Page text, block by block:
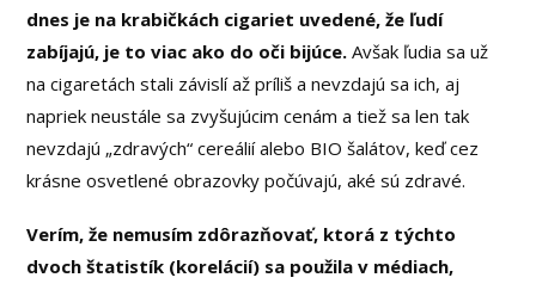
dnes je na krabičkách cigariet uvedené, že ľudí
zabíjajú, je to viac ako do oči bijúce. Avšak ľudia sa už
na cigaretách stali závislí až príliš a nevzdajú sa ich, aj
napriek neustále sa zvyšujúcim cenám a tiež sa len tak
nevzdajú „zdravých“ cereálií alebo BIO šalátov, keď cez
krásne osvetlené obrazovky počúvajú, aké sú zdravé.
Verím, že nemusím zdôrazňovať, ktorá z týchto
dvoch štatistík (korelácií) sa použila v médiach,